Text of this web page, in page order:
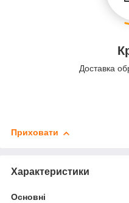
Доставка
Приховати
Характеристики
Основні